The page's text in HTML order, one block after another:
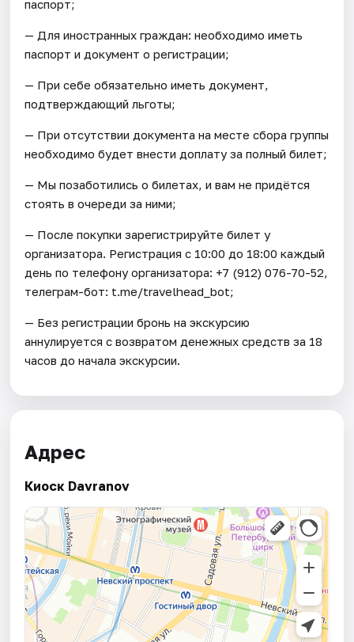
паспорт;
— Для иностранных граждан: необходимо иметь
паспорт и документ о регистрации;
— При себе обязательно иметь документ,
подтверждающий льготы;
— При отсутствии документа на месте сбора группы
необходимо будет внести доплату за полный билет;
— Мы позаботились о билетах, и вам не придётся
стоять в очереди за ними;
— После покупки зарегистрируйте билет у
организатора. Регистрация с 10:00 до 18:00 каждый
день по телефону организатора: +7 (912) 076-70-52,
телеграм-бот: t.me/travelhead_bot;
— Без регистрации бронь на экскурсию
аннулируется с возвратом денежных средств за 18
часов до начала экскурсии.
Адрес
Киоск Davranov